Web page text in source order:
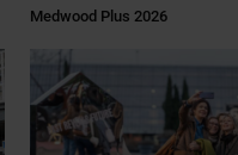
Medwood Plus 2026